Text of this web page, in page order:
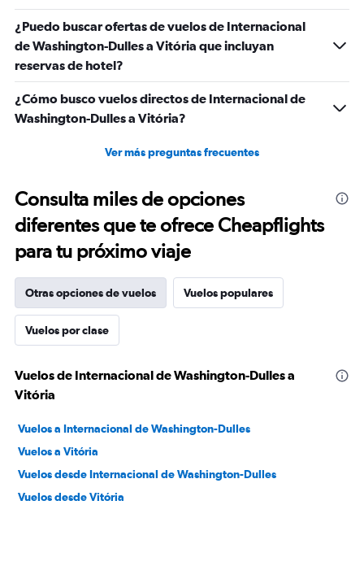
¿Puedo buscar ofertas de vuelos de Internacional
de Washington-Dulles a Vitória que incluyan
reservas de hotel?
¿Cómo busco vuelos directos de Internacional de
Washington-Dulles a Vitória?
Ver más preguntas frecuentes
Consulta miles de opciones
diferentes que te ofrece Cheapflights
para tu próximo viaje
Otras opciones de vuelos Vuelos populares
Vuelos por clase
Vuelos de Internacional de Washington-Dulles a
Vitória
Vuelos a Internacional de Washington-Dulles
Vuelos a Vitória
Vuelos desde Internacional de Washington-Dulles
Vuelos desde Vitória